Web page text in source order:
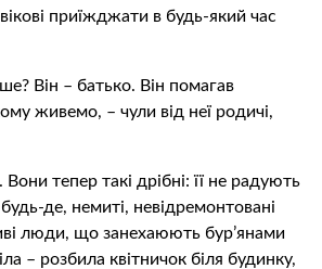
приїжджати в будь-який час
Він – батько. Він помагав
живемо, – чули від неї родичі,
Вони тепер такі дрібні: її не радують
де, немиті, невідремонтовані
люди, що занехаюють бур’янами
– розбила квітничок біля будинку,